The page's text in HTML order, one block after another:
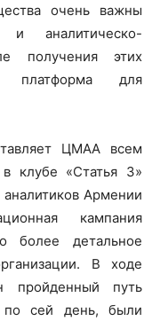
очень важны
и аналитическо-
получения этих
платформа для
ЦМАА всем
клубе «Статья 3»
Армении
кампания
более детальное
В ходе
пройденный путь
сей день, были